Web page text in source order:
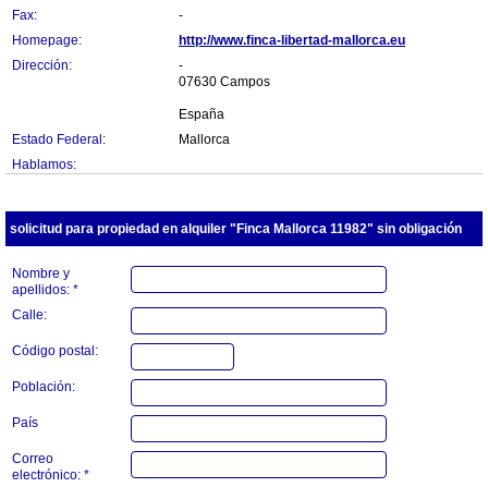
Fax:
-
Homepage:
http://www.finca-libertad-mallorca.eu
Dirección:
-
07630 Campos
España
Estado Federal:
Mallorca
Hablamos:
solicitud para propiedad en alquiler "Finca Mallorca 11982" sin obligación
Nombre y
apellidos: *
Calle:
Código postal:
Población:
País
Correo
electrónico: *